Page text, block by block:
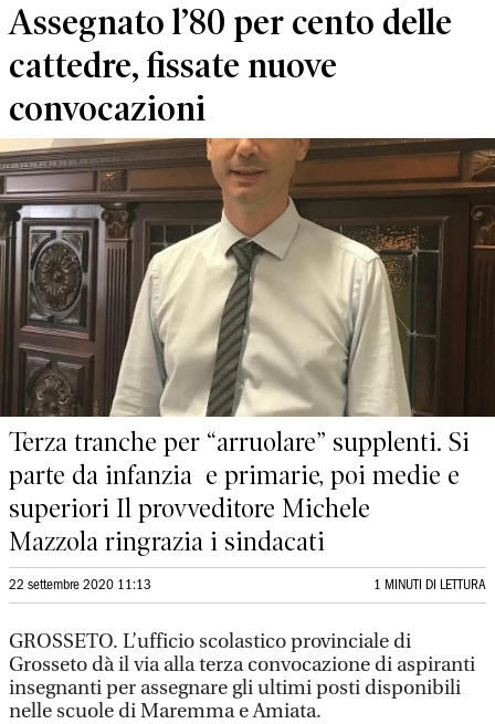
Assegnato l’80 per cento delle
cattedre, fissate nuove
convocazioni
Terza tranche per “arruolare” supplenti. Si
parte da infanzia e primarie, poi medie e
superiori Il provveditore Michele
Mazzola ringrazia i sindacati
22 settembre 2020 11:13 1 MINUTI DI LETTURA
GROSSETO. L’ufficio scolastico provinciale di
Grosseto dà il via alla terza convocazione di aspiranti
insegnanti per assegnare gli ultimi posti disponibili
nelle scuole di Maremma e Amiata.